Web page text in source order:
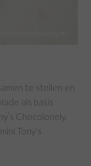
te stellen en
als basis
Chocolonely.
Tony’s